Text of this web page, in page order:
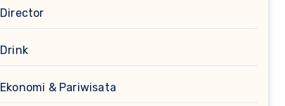
Director
Drink
Ekonomi & Pariwisata